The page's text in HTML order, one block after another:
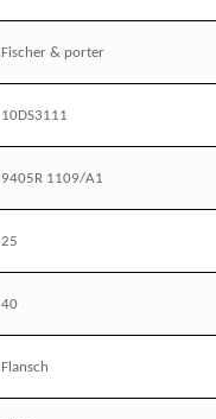
Fischer & porter
10DS3111
9405R 1109/A1
25
40
Flansch